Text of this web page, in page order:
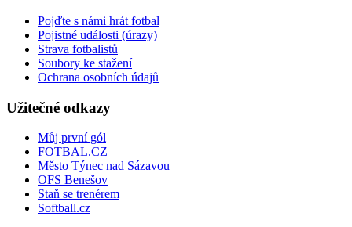
Pojďte s námi hrát fotbal
Pojistné události (úrazy)
Strava fotbalistů
Soubory ke stažení
Ochrana osobních údajů
Užitečné odkazy
Můj první gól
FOTBAL.CZ
Město Týnec nad Sázavou
OFS Benešov
Staň se trenérem
Softball.cz